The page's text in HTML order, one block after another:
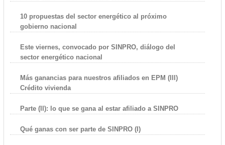
10 propuestas del sector energético al próximo
gobierno nacional
Este viernes, convocado por SINPRO, diálogo del
sector energético nacional
Más ganancias para nuestros afiliados en EPM (III)
Crédito vivienda
Parte (II): lo que se gana al estar afiliado a SINPRO
Qué ganas con ser parte de SINPRO (I)